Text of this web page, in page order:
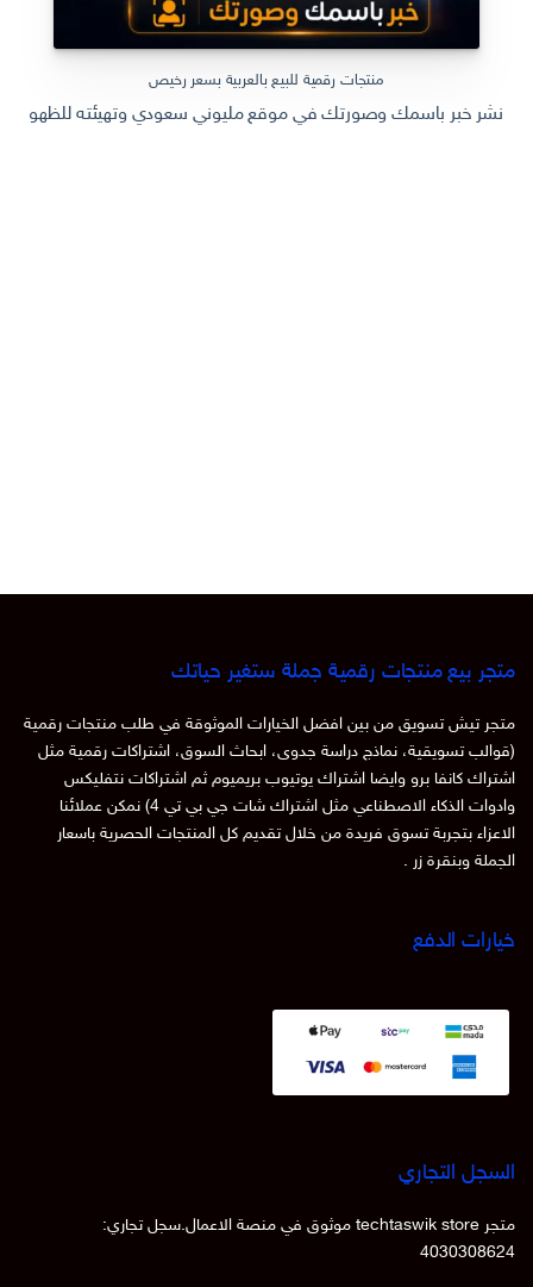
منتجات رقمية للبيع بالعربية بسعر رخيص
نشر خبر باسمك وصورتك في موقع مليوني سعودي وتهيئته للظهور
متجر بيع منتجات رقمية جملة ستغير حياتك
متجر تيش تسويق من بين افضل الخيارات الموثوقة في طلب منتجات رقمية
(قوالب تسويقية، نماذج دراسة جدوى، ابحاث السوق، اشتراكات رقمية مثل
اشتراك كانفا برو وايضا اشتراك يوتيوب بريميوم ثم اشتراكات نتفليكس
وادوات الذكاء الاصطناعي مثل اشتراك شات جي بي تي 4) نمكن عملائنا
الاعزاء بتجربة تسوق فريدة من خلال تقديم كل المنتجات الحصرية باسعار
الجملة وبنقرة زر .
خيارات الدفع
السجل التجاري
متجر techtaswik store موثوق في منصة الاعمال.سجل تجاري:
4030308624